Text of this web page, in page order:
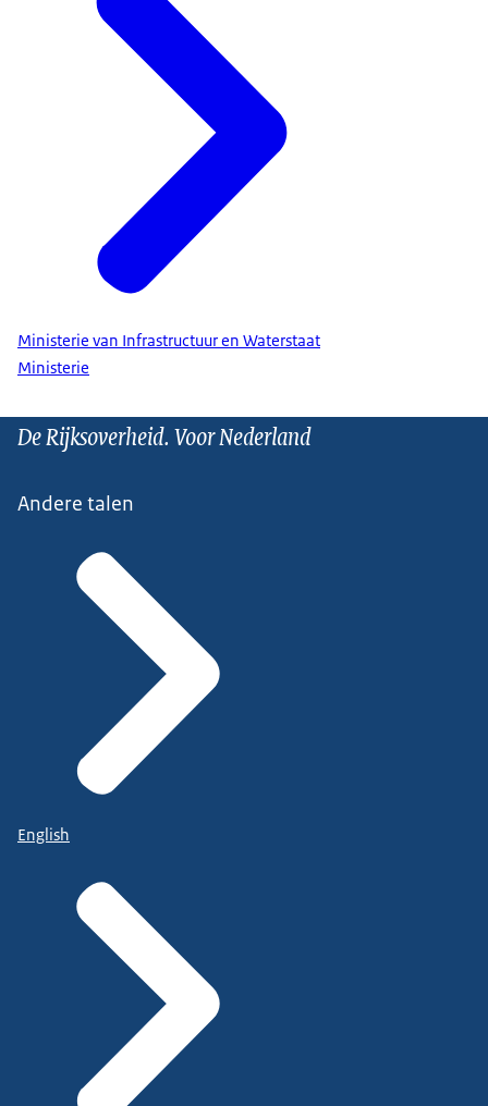
Ministerie van Infrastructuur en Waterstaat
Ministerie
De Rijksoverheid. Voor Nederland
Andere talen
English